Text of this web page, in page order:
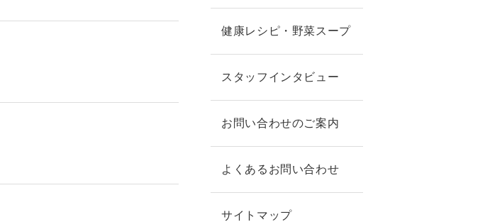
健康レシピ・野菜スープ
スタッフインタビュー
お問い合わせのご案内
よくあるお問い合わせ
サイトマップ